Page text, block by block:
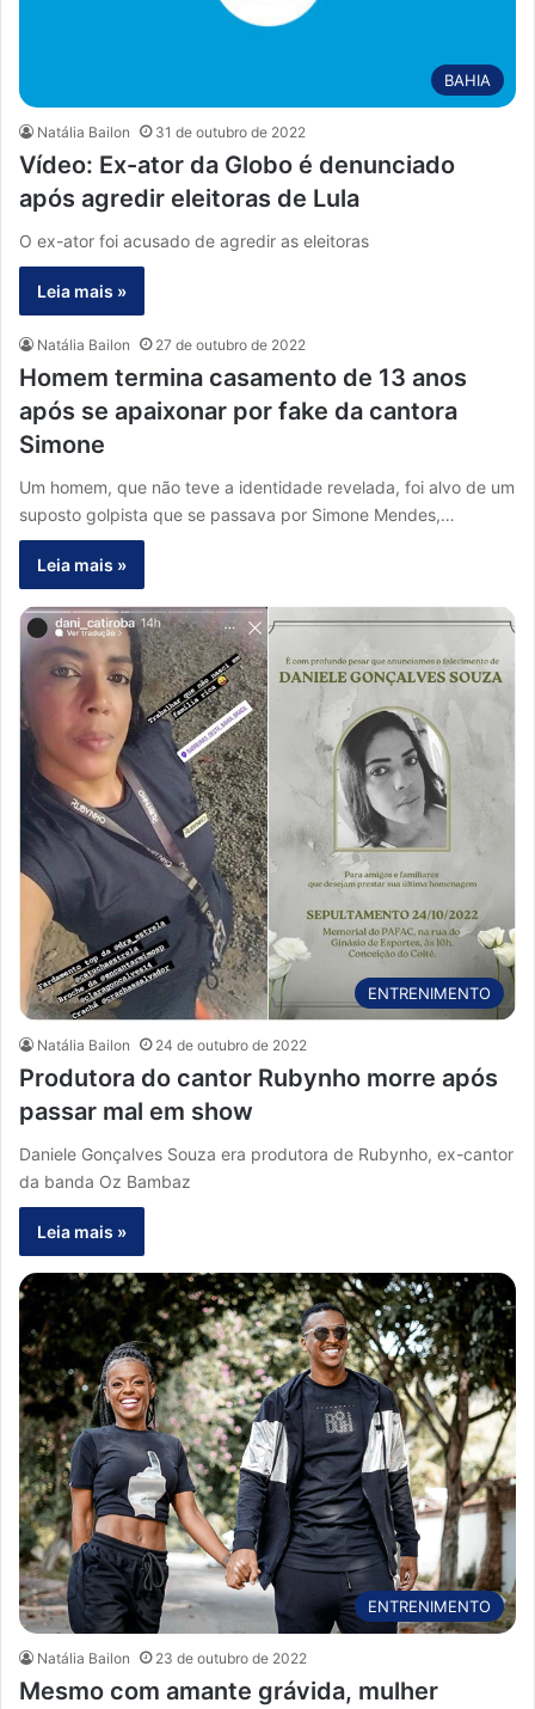
BAHIA
Natália Bailon 31 de outubro de 2022
Vídeo: Ex-ator da Globo é denunciado
após agredir eleitoras de Lula
O ex-ator foi acusado de agredir as eleitoras
Leia mais »
Natália Bailon 27 de outubro de 2022
Homem termina casamento de 13 anos
após se apaixonar por fake da cantora
Simone
Um homem, que não teve a identidade revelada, foi alvo de um
suposto golpista que se passava por Simone Mendes,…
Leia mais »
ENTRENIMENTO
Natália Bailon 24 de outubro de 2022
Produtora do cantor Rubynho morre após
passar mal em show
Daniele Gonçalves Souza era produtora de Rubynho, ex-cantor
da banda Oz Bambaz
Leia mais »
ENTRENIMENTO
Natália Bailon 23 de outubro de 2022
Mesmo com amante grávida, mulher